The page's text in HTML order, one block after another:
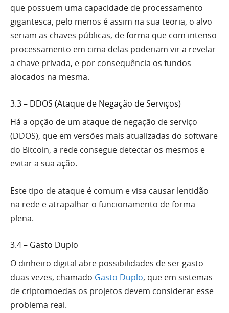
que possuem uma capacidade de processamento
gigantesca, pelo menos é assim na sua teoria, o alvo
seriam as chaves públicas, de forma que com intenso
processamento em cima delas poderiam vir a revelar
a chave privada, e por consequência os fundos
alocados na mesma.
3.3 – DDOS (Ataque de Negação de Serviços)
Há a opção de um ataque de negação de serviço
(DDOS), que em versões mais atualizadas do software
do Bitcoin, a rede consegue detectar os mesmos e
evitar a sua ação.
Este tipo de ataque é comum e visa causar lentidão
na rede e atrapalhar o funcionamento de forma
plena.
3.4 – Gasto Duplo
O dinheiro digital abre possibilidades de ser gasto
duas vezes, chamado Gasto Duplo, que em sistemas
de criptomoedas os projetos devem considerar esse
problema real.